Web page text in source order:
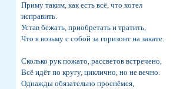
Приму таким, как есть всё, что хотел
исправить.
Устав бежать, приобретать и тратить,
Что я возьму с собой за горизонт на закате.
Сколько рук пожато, рассветов встречено,
Всё идёт по кругу, циклично, но не вечно.
Однажды обязательно проснёмся,